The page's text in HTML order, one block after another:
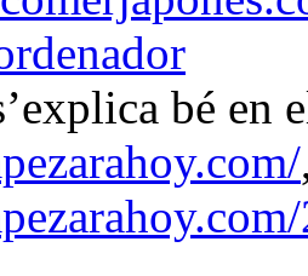
bé en